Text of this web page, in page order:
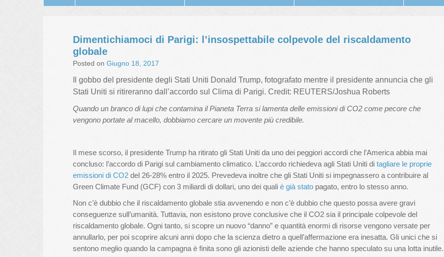
Dimentichiamoci di Parigi: l’insospettabile colpevole del riscaldamento
globale
Posted on Giugno 18, 2017
Il gobbo del presidente degli Stati Uniti Donald Trump, fotografato mentre il presidente annuncia che gli
Stati Uniti si ritireranno dall’accordo sul Clima di Parigi. Credit: REUTERS/Joshua Roberts
Quando un branco di lupi che contamina il Pianeta Terra si lamenta delle emissioni di CO2 come pecore che
vengono portate al macello, dobbiamo cercare un movente più credibile.
Il mese scorso, il presidente Trump ha ritirato gli Stati Uniti da uno dei peggiori accordi che l’America abbia mai
concluso: l’accordo di Parigi sul cambiamento climatico. L’accordo richiedeva agli Stati Uniti di tagliare le proprie
emissioni di CO2 del 26-28% entro il 2025. Prevedeva inoltre che gli Stati Uniti si impegnassero a contribuire al
Green Climate Fund (GCF) con 3 miliardi di dollari, uno dei quali è già stato pagato, entro lo stesso anno.
Non c’è dubbio che il riscaldamento globale stia avvenendo e non c’è dubbio che questo possa avere gravi
conseguenze sull’umanità. Tuttavia, non esistono prove conclusive che il CO2 sia il principale colpevole del
riscaldamento globale. Ogni tanto, si scopre un nuovo “danno” e quantità enormi di risorse vengono versate per
annullarlo, per poi scoprire alcuni anni dopo che la scienza dietro a quell’affermazione era inesatta. Gli unici che si
sentono meglio quando la campagna è finita sono gli azionisti delle aziende che hanno speculato su una lotta inutile.